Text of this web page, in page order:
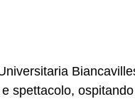
spettacolo,